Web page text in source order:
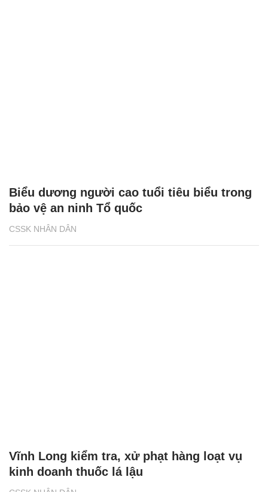
CSSK NHÂN DÂN
Biểu dương người cao tuổi tiêu biểu trong
bảo vệ an ninh Tổ quốc
Vĩnh Long kiểm tra, xử phạt hàng loạt vụ
kinh doanh thuốc lá lậu